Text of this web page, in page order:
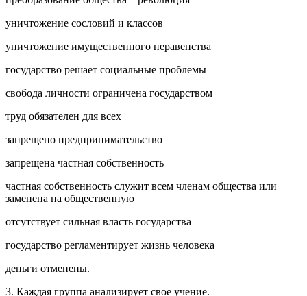
уничтожение сословий и классов
уничтожение имущественного неравенства
государство решает социальные проблемы
свобода личности ограничена государством
труд обязателен для всех
запрещено предпринимательство
запрещена частная собственность
частная собственность служит всем членам общества или
заменена на общественную
отсутствует сильная власть государства
государство регламентирует жизнь человека
деньги отменены.
3. Каждая группа анализирует свое учение.